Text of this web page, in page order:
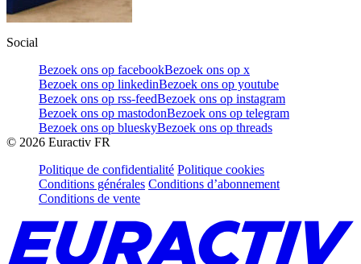
Social
Bezoek ons op facebookBezoek ons op x
Bezoek ons op linkedinBezoek ons op youtube
Bezoek ons op rss-feedBezoek ons op instagram
Bezoek ons op mastodonBezoek ons op telegram
Bezoek ons op blueskyBezoek ons op threads
© 2026 Euractiv FR
Politique de confidentialité Politique cookies
Conditions générales Conditions d’abonnement
Conditions de vente